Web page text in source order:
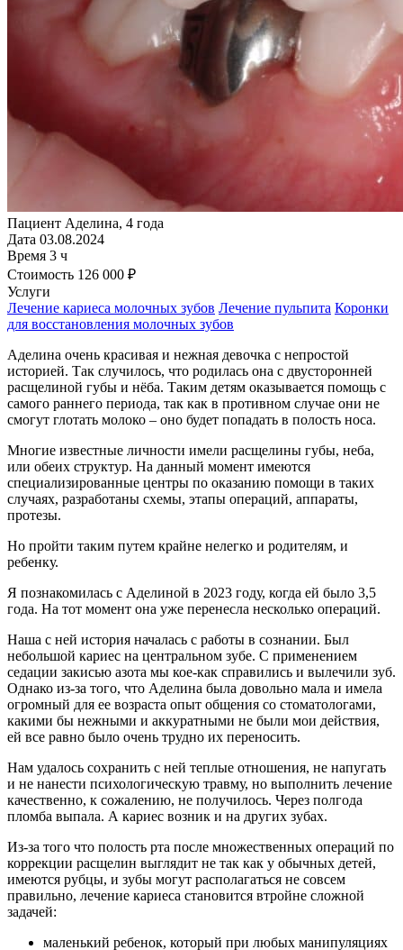
Пациент Аделина, 4 года
Дата 03.08.2024
Время 3 ч
Стоимость 126 000 ₽
Услуги
Лечение кариеса молочных зубов Лечение пульпита Коронки
для восстановления молочных зубов
Аделина очень красивая и нежная девочка с непростой
историей. Так случилось, что родилась она с двусторонней
расщелиной губы и нёба. Таким детям оказывается помощь с
самого раннего периода, так как в противном случае они не
смогут глотать молоко – оно будет попадать в полость носа.
Многие известные личности имели расщелины губы, неба,
или обеих структур. На данный момент имеются
специализированные центры по оказанию помощи в таких
случаях, разработаны схемы, этапы операций, аппараты,
протезы.
Но пройти таким путем крайне нелегко и родителям, и
ребенку.
Я познакомилась с Аделиной в 2023 году, когда ей было 3,5
года. На тот момент она уже перенесла несколько операций.
Наша с ней история началась с работы в сознании. Был
небольшой кариес на центральном зубе. С применением
седации закисью азота мы кое-как справились и вылечили зуб.
Однако из-за того, что Аделина была довольно мала и имела
огромный для ее возраста опыт общения со стоматологами,
какими бы нежными и аккуратными не были мои действия,
ей все равно было очень трудно их переносить.
Нам удалось сохранить с ней теплые отношения, не напугать
и не нанести психологическую травму, но выполнить лечение
качественно, к сожалению, не получилось. Через полгода
пломба выпала. А кариес возник и на других зубах.
Из-за того что полость рта после множественных операций по
коррекции расщелин выглядит не так как у обычных детей,
имеются рубцы, и зубы могут располагаться не совсем
правильно, лечение кариеса становится втройне сложной
задачей:
маленький ребенок, который при любых манипуляциях